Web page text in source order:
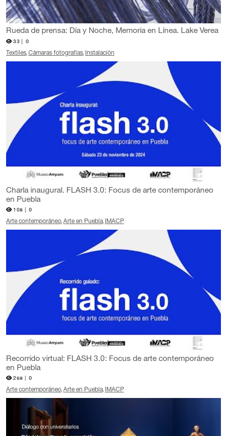
Rueda de prensa: Día y Noche, Memoria en Línea. Lake Verea
33 | 0
Textiles Cámaras fotografías Instalación
Charla inaugural. FLASH 3.0: Focus de arte contemporáneo
en Puebla
108 | 0
Arte contemporáneo Arte en Puebla IMACP
Recorrido virtual: FLASH 3.0: Focus de arte contemporáneo
en Puebla
268 | 0
Arte contemporáneo Arte en Puebla IMACP